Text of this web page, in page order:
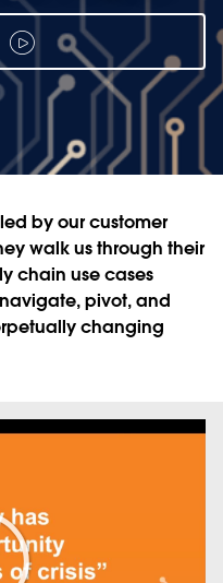
by our customer
walk us through their
chain use cases
pivot, and
changing